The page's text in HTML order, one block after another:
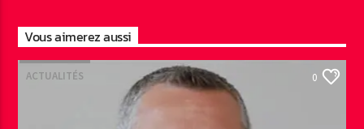
Vous aimerez aussi
ACTUALITÉS 0